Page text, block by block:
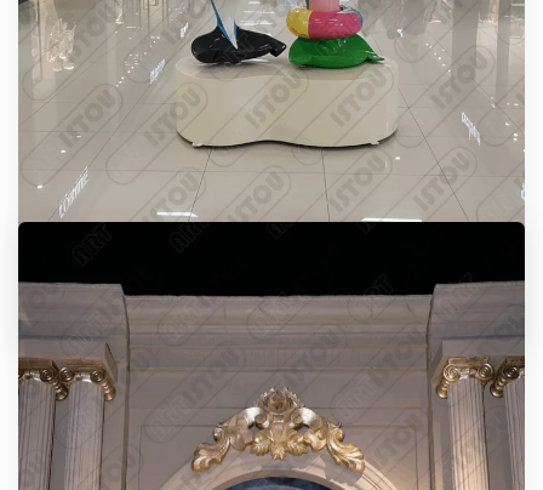
sculpture Splash Naïma